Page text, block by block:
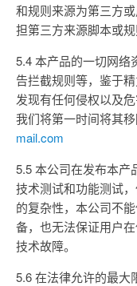
和规则来源为第三方
担第三方来源脚本或
5.4 本产品的一切网络
告拦截规则等，鉴于
发现有任何侵权以及
我们将第一时间将其
mail.com
5.5 本公司在发布本产
技术测试和功能测试
的复杂性，本公司不
备，也无法保证用户
技术故障。
5.6 在法律允许的最大